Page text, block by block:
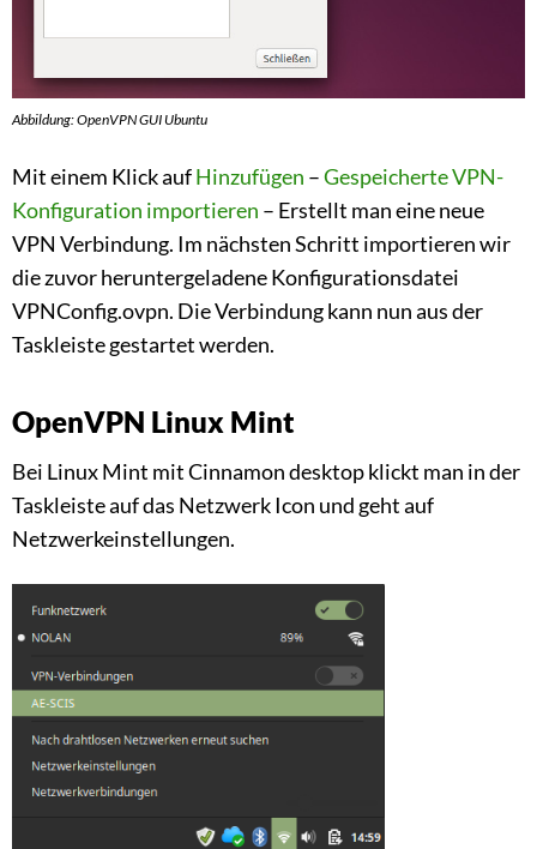
Abbildung: OpenVPN GUI Ubuntu
Mit einem Klick aufHinzufügen –Gespeicherte VPN-
Konfiguration importieren – Erstellt man eine neue
VPN Verbindung. Im nächsten Schritt importieren wir
die zuvor heruntergeladene Konfigurationsdatei
VPNConfig.ovpn. Die Verbindung kann nun aus der
Taskleiste gestartet werden.
OpenVPN Linux Mint
Bei Linux Mint mit Cinnamon desktop klickt man in der
Taskleiste auf das Netzwerk Icon und geht auf
Netzwerkeinstellungen.